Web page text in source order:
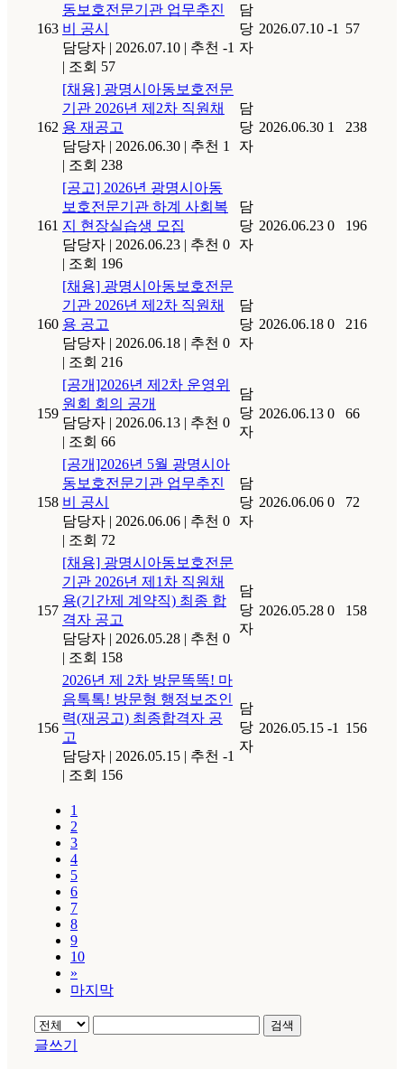
163
동보호전문기관 업무추진
비 공시
담당자 | 2026.07.10 | 추천 -1
| 조회 57
담
당
자
2026.07.10 -1 57
162
[채용] 광명시아동보호전문
기관 2026년 제2차 직원채
용 재공고
담당자 | 2026.06.30 | 추천 1
| 조회 238
담
당
자
2026.06.30 1 238
161
[공고] 2026년 광명시아동
보호전문기관 하계 사회복
지 현장실습생 모집
담당자 | 2026.06.23 | 추천 0
| 조회 196
담
당
자
2026.06.23 0 196
160
[채용] 광명시아동보호전문
기관 2026년 제2차 직원채
용 공고
담당자 | 2026.06.18 | 추천 0
| 조회 216
담
당
자
2026.06.18 0 216
159
[공개]2026년 제2차 운영위
원회 회의 공개
담당자 | 2026.06.13 | 추천 0
| 조회 66
담
당
자
2026.06.13 0 66
158
[공개]2026년 5월 광명시아
동보호전문기관 업무추진
비 공시
담당자 | 2026.06.06 | 추천 0
| 조회 72
담
당
자
2026.06.06 0 72
157
[채용] 광명시아동보호전문
기관 2026년 제1차 직원채
용(기간제 계약직) 최종 합
격자 공고
담당자 | 2026.05.28 | 추천 0
| 조회 158
담
당
자
2026.05.28 0 158
156
2026년 제 2차 방문똑똑! 마
음톡톡! 방문형 행정보조인
력(재공고) 최종합격자 공
고
담당자 | 2026.05.15 | 추천 -1
| 조회 156
담
당
자
2026.05.15 -1 156
1
2
3
4
5
6
7
8
9
10
»
마지막
검색
글쓰기